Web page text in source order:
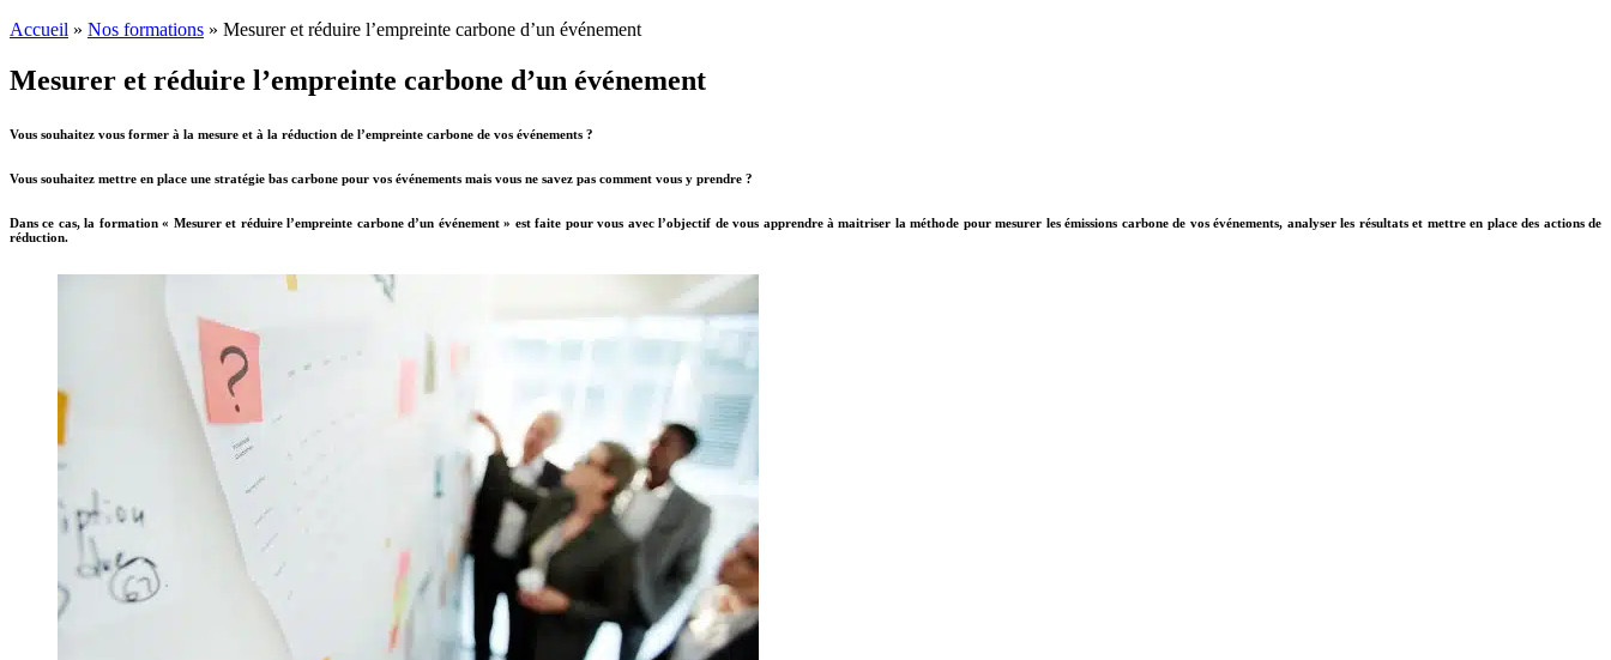
Accueil » Nos formations » Mesurer et réduire l’empreinte carbone d’un événement
Mesurer et réduire l’empreinte carbone d’un événement
Vous souhaitez vous former à la mesure et à la réduction de l’empreinte carbone de vos événements ?
Vous souhaitez mettre en place une stratégie bas carbone pour vos événements mais vous ne savez pas comment vous y prendre ?
Dans ce cas, la formation « Mesurer et réduire l’empreinte carbone d’un événement » est faite pour vous avec l’objectif de vous apprendre à maitriser la méthode pour mesurer les émissions carbone de vos événements, analyser les résultats et mettre en place des actions de
réduction.